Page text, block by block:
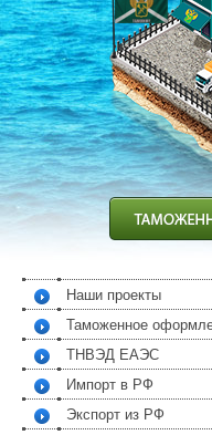
Наши проекты
Таможенное
ТНВЭД ЕАЭС
Импорт в РФ
Экспорт из РФ